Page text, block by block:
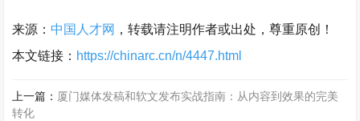
来源： 中国人才网 ，转载请注明作者或出处，尊重原创！
本文链接： https://chinarc.cn/n/4447.html
上一篇： 厦门媒体发稿和软文发布实战指南：从内容到效果的完美
转化